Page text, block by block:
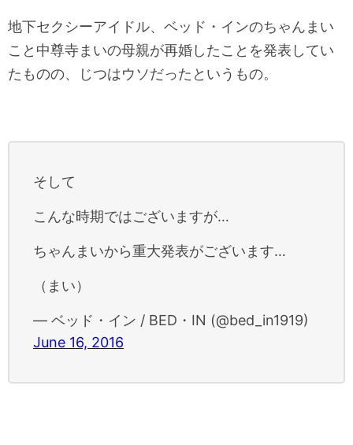
地下セクシーアイドル、ベッド・インのちゃんまい
こと中尊寺まいの母親が再婚したことを発表してい
たものの、じつはウソだったというもの。
そして
こんな時期ではございますが…
ちゃんまいから重大発表がございます…
（まい）
— ベッド・イン / BED・IN (@bed_in1919)
June 16, 2016